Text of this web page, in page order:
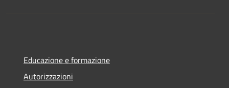
Educazione e formazione
Autorizzazioni